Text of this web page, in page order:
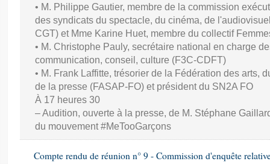
• M. Philippe Gautier, membre de la commission
des syndicats du spectacle, du cinéma, de
CGT) et Mme Karine Huet, membre du collectif
• M. Christophe Pauly, secrétaire national en charge
communication, conseil, culture (F3C-CDFT)
• M. Frank Laffitte, trésorier de la Fédération des arts,
de la presse (FASAP-FO) et président du SN2A FO
À 17 heures 30
– Audition, ouverte à la presse, de M. Stéphane
du mouvement #MeTooGarçons
Compte rendu de réunion n° 9 - Commission d'enquête